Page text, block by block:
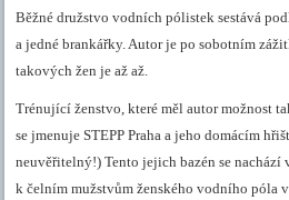
Běžné družstvo vodních pólistek sestává
a jedné brankářky. Autor je po sobotním
takových žen je až až.
Trénující ženstvo, které měl autor možnost
se jmenuje STEPP Praha a jeho domácím
neuvěřitelný!) Tento jejich bazén se nachází
k čelním mužstvům ženského vodního póla